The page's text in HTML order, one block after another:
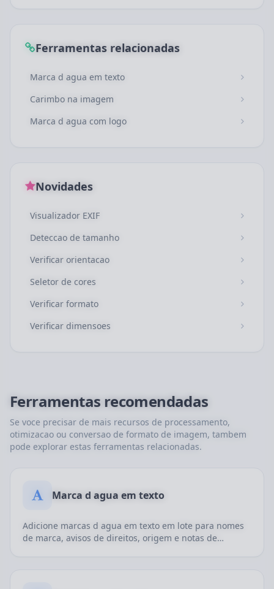
Ferramentas relacionadas
Marca d agua em texto
Carimbo na imagem
Marca d agua com logo
Novidades
Visualizador EXIF
Deteccao de tamanho
Verificar orientacao
Seletor de cores
Verificar formato
Verificar dimensoes
Ferramentas recomendadas
Se voce precisar de mais recursos de processamento,
otimizacao ou conversao de formato de imagem, tambem
pode explorar estas ferramentas relacionadas.
Marca d agua em texto
Adicione marcas d agua em texto em lote para nomes
de marca, avisos de direitos, origem e notas de